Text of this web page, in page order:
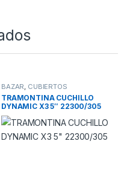
BAZAR, CUBIERTOS
TRAMONTINA CUCHILLO
DYNAMIC X3 5″ 22300/305